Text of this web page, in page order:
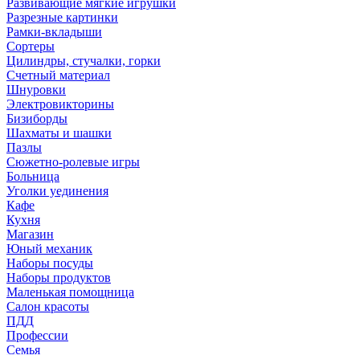
Развивающие мягкие игрушки
Разрезные картинки
Рамки-вкладыши
Сортеры
Цилиндры, стучалки, горки
Счетный материал
Шнуровки
Электровикторины
Бизиборды
Шахматы и шашки
Пазлы
Сюжетно-ролевые игры
Больница
Уголки уединения
Кафе
Кухня
Магазин
Юный механик
Наборы посуды
Наборы продуктов
Маленькая помощница
Салон красоты
ПДД
Профессии
Семья